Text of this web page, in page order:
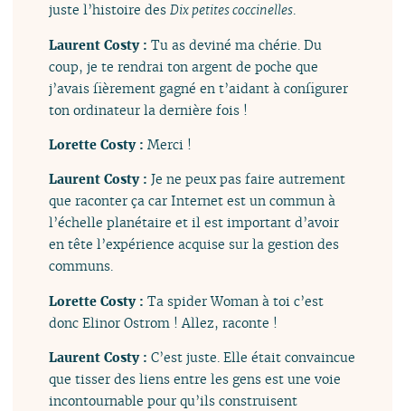
juste l’histoire desDix petites coccinelles.
Laurent Costy :Tu as deviné ma chérie. Du
coup, je te rendrai ton argent de poche que
j’avais fièrement gagné en t’aidant à configurer
ton ordinateur la dernière fois !
Lorette Costy :Merci !
Laurent Costy :Je ne peux pas faire autrement
que raconter ça car Internet est un commun à
l’échelle planétaire et il est important d’avoir
en tête l’expérience acquise sur la gestion des
communs.
Lorette Costy :Ta spider Woman à toi c’est
donc Elinor Ostrom ! Allez, raconte !
Laurent Costy :C’est juste. Elle était convaincue
que tisser des liens entre les gens est une voie
incontournable pour qu’ils construisent